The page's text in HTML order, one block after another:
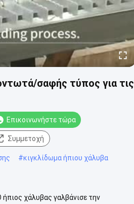
σαφής τύπος για τις
Επικοινωνήστε τώρα
Συμμετοχή
#κιγκλίδωμα ήπιου χάλυβα
χάλυβας γαλβάνισε την